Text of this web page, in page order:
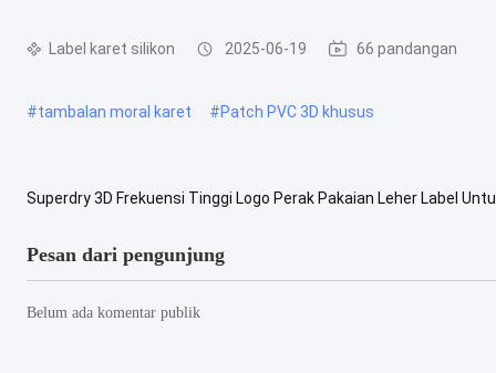
Label karet silikon 2025-06-19 66 pandangan
#tambalan moral karet #Patch PVC 3D khusus
Superdry 3D Frekuensi Tinggi Logo Perak Pakaian Leher Label
Pesan dari pengunjung
Belum ada komentar publik